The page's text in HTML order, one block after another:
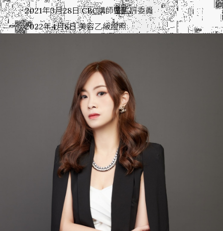
2021年3月28日 CBC講師暨監評委員
2022年4月8日 美容乙級證照